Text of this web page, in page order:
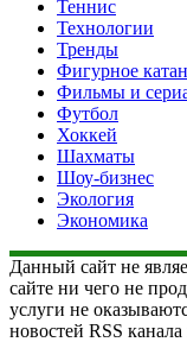
Теннис
Технологии
Тренды
Фигурное
Фильмы и
Футбол
Хоккей
Шахматы
Шоу-бизнес
Экология
Экономика
Данный сайт не
сайте ни чего не
услуги не
новостей RSS